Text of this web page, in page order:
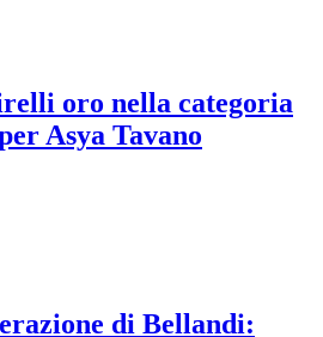
oro nella categoria
Asya Tavano
di Bellandi: